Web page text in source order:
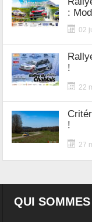
:
02
!
22
!
27
QUI